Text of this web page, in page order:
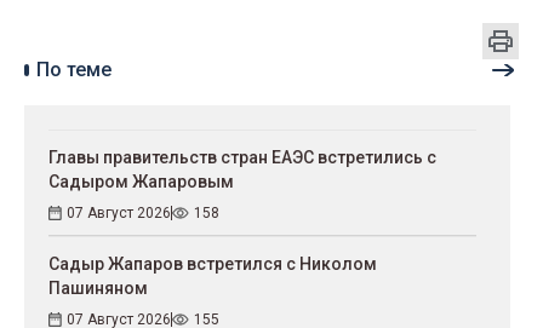
По теме
Главы правительств стран ЕАЭС встретились с
Садыром Жапаровым
07 Август 2026 158
Садыр Жапаров встретился с Николом
Пашиняном
07 Август 2026 155